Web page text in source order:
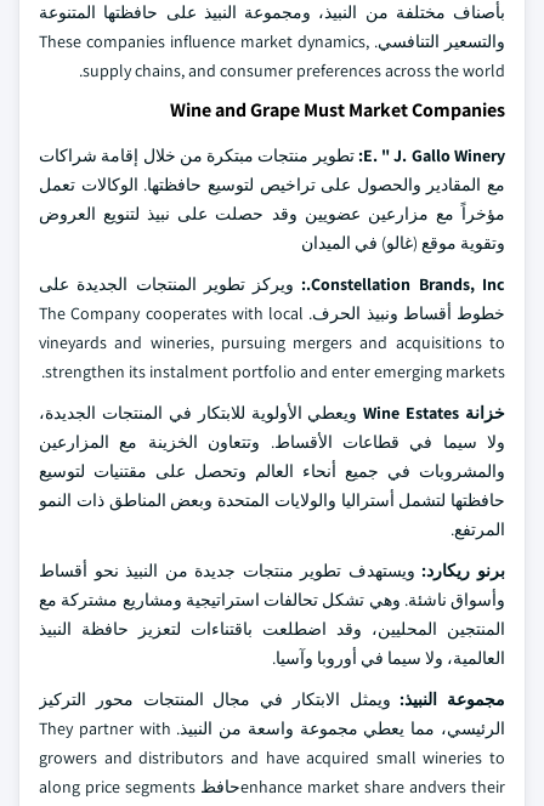
بأصناف مختلفة من النبيذ، ومجموعة النبيذ على حافظتها المتنوعة
والتسعير التنافسي. These companies influence market dynamics,
supply chains, and consumer preferences across the world.
Wine and Grape Must Market Companies
E. " J. Gallo Winery: تطوير منتجات مبتكرة من خلال إقامة شراكات
مع المقادير والحصول على تراخيص لتوسيع حافظتها. الوكالات تعمل
مؤخراً مع مزارعين عضويين وقد حصلت على نبيذ لتنويع العروض
وتقوية موقع (غالو) في الميدان
Constellation Brands, Inc.:
ويركز تطوير المنتجات الجديدة على
خطوط أقساط ونبيذ الحرف. The Company cooperates with local
vineyards and wineries, pursuing mergers and acquisitions to
strengthen its instalment portfolio and enter emerging markets.
خزانة Wine Estates
ويعطي الأولوية للابتكار في المنتجات الجديدة،
ولا سيما في قطاعات الأقساط. وتتعاون الخزينة مع المزارعين
والمشروبات في جميع أنحاء العالم وتحصل على مقتنيات لتوسيع
حافظتها لتشمل أستراليا والولايات المتحدة وبعض المناطق ذات النمو
المرتفع.
برنو ريكارد: ويستهدف تطوير منتجات جديدة من النبيذ نحو أقساط
وأسواق ناشئة. وهي تشكل تحالفات استراتيجية ومشاريع مشتركة مع
المنتجين المحليين، وقد اضطلعت باقتناءات لتعزيز حافظة النبيذ
العالمية، ولا سيما في أوروبا وآسيا.
مجموعة النبيذ: ويمثل الابتكار في مجال المنتجات محور التركيز
الرئيسي، مما يعطي مجموعة واسعة من النبيذ. They partner with
growers and distributors and have acquired small wineries to
enhance market share andvers theirحافظ along price segments